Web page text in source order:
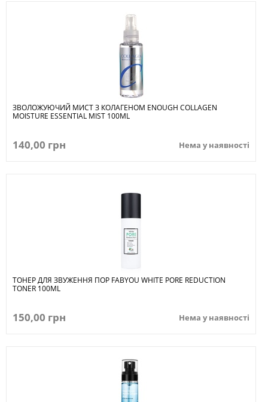
ЗВОЛОЖУЮЧИЙ МИСТ З КОЛАГЕНОМ ENOUGH COLLAGEN
MOISTURE ESSENTIAL MIST 100ML
140,00 грн Нема у наявності
ТОНЕР ДЛЯ ЗВУЖЕННЯ ПОР FABYOU WHITE PORE REDUCTION
TONER 100ML
150,00 грн Нема у наявності